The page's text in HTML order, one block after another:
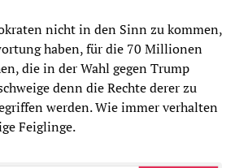
nicht in den Sinn zu kommen,
haben, für die 70 Millionen
die in der Wahl gegen Trump
denn die Rechte derer zu
werden. Wie immer verhalten
Feiglinge.